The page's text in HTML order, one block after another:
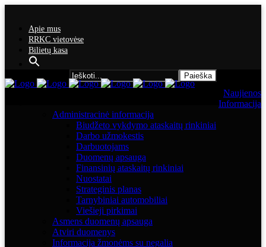
Apie mus
RRKC vietovėse
Bilietų kasa
Naujienos
Informacija
Administracinė informacija
Biudžeto vykdymo ataskaitų rinkiniai
Darbo užmokestis
Darbuotojams
Duomenų apsauga
Finansinių ataskaitų rinkiniai
Nuostatai
Strateginis planas
Tarnybiniai automobiliai
Viešieji pirkimai
Asmens duomenų apsauga
Atviri duomenys
Informacija žmonėms su negalia